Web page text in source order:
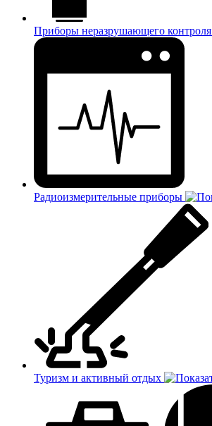
Приборы неразрушающего контроля
Радиоизмерительные приборы
Туризм и активный отдых